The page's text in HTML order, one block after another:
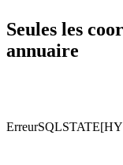
Seules les
annuaire